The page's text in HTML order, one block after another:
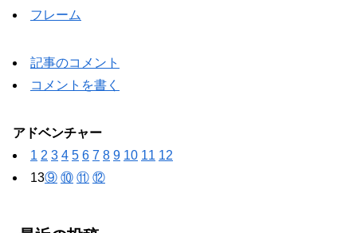
フレーム
記事のコメント
コメントを書く
アドベンチャー
1 2 3 4 5 6 7 8 9 10 11 12
13⑨ ⑩ ⑪ ⑫